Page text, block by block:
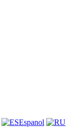
Espanol